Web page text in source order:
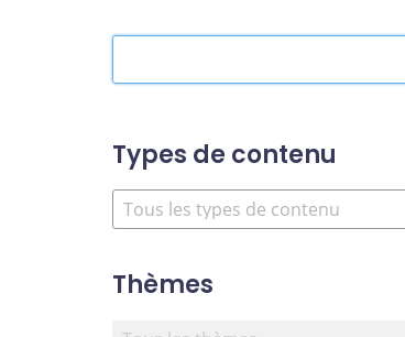
site
Types de contenu
Thèmes